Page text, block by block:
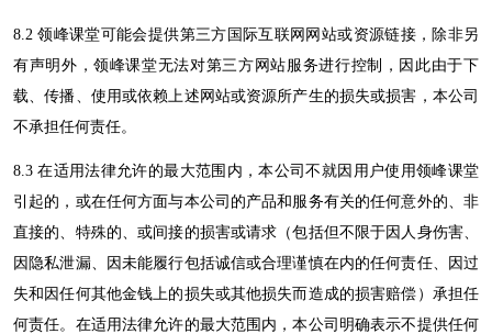
8.2领峰课堂可能会提供第三方国际互联网网站或资源链接，除非另
有声明外，领峰课堂无法对第三方网站服务进行控制，因此由于下
载、传播、使用或依赖上述网站或资源所产生的损失或损害，本公司
不承担任何责任。
8.3 在适用法律允许的最大范围内，本公司不就因用户使用领峰课堂
引起的，或在任何方面与本公司的产品和服务有关的任何意外的、非
直接的、特殊的、或间接的损害或请求（包括但不限于因人身伤害、
因隐私泄漏、因未能履行包括诚信或合理谨慎在内的任何责任、因过
失和因任何其他金钱上的损失或其他损失而造成的损害赔偿）承担任
何责任。在适用法律允许的最大范围内，本公司明确表示不提供任何